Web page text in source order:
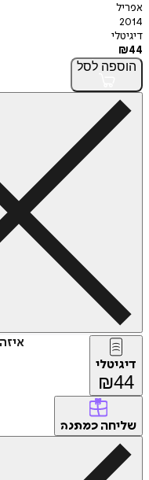
אפריל
2014
דיגיטלי
₪44
הוספה לסל
דיגיטלי
₪44
שליחה כמתנה